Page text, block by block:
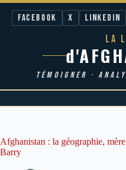
Facebook X LinkedIn
LA
TÉMOIGNER ·
Afghanistan : la géographie,
Barry